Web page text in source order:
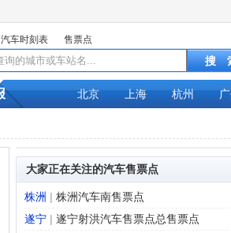
汽车时刻表 售票点
北京 上海 杭州
大家正在关注的汽车售票点
株洲 | 株洲汽车南售票点
遂宁 | 遂宁射洪汽车售票点总售票点